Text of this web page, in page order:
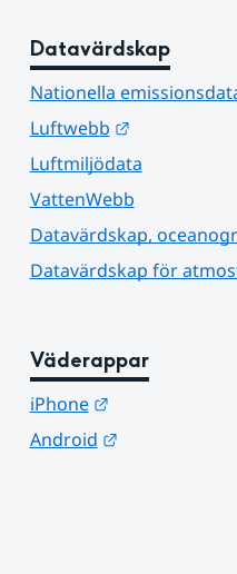
Datavärdskap
Nationella
Luftwebb
Länk till
Luftmiljödata
VattenWebb
Datavärdskap,
Datavärdskap för
Väderappar
iPhone
Länk till annan
Android
Länk till